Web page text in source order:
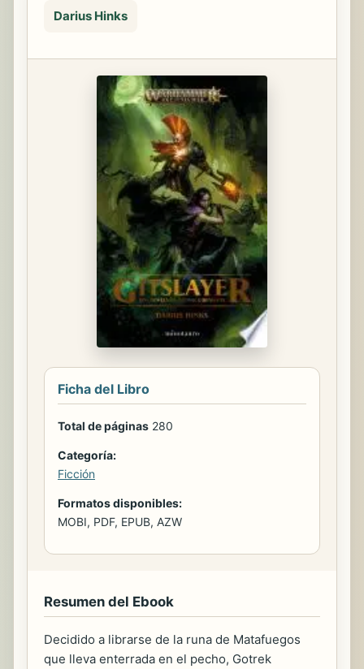
Darius Hinks
Ficha del Libro
Total de páginas 280
Categoría:
Ficción
Formatos disponibles:
MOBI, PDF, EPUB, AZW
Resumen del Ebook
Decidido a librarse de la runa de Matafuegos
que lleva enterrada en el pecho, Gotrek